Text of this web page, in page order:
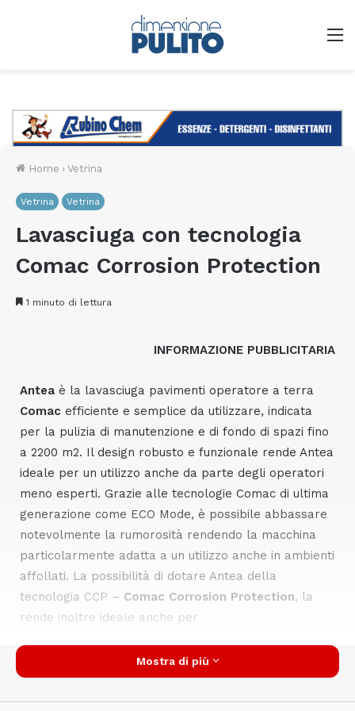
Home › Vetrina
Vetrina Vetrina
Lavasciuga con tecnologia
Comac Corrosion Protection
1 minuto di lettura
INFORMAZIONE PUBBLICITARIA
Antea è la lavasciuga pavimenti operatore a terra
Comac efficiente e semplice da utilizzare, indicata
per la pulizia di manutenzione e di fondo di spazi fino
a 2200 m2. Il design robusto e funzionale rende Antea
ideale per un utilizzo anche da parte degli operatori
meno esperti. Grazie alle tecnologie Comac di ultima
generazione come ECO Mode, è possibile abbassare
notevolmente la rumorosità rendendo la macchina
particolarmente adatta a un utilizzo anche in ambienti
affollati. La possibilità di dotare Antea della
tecnologia CCP – Comac Corrosion Protection, la
rende inoltre ideale anche per
Mostra di più